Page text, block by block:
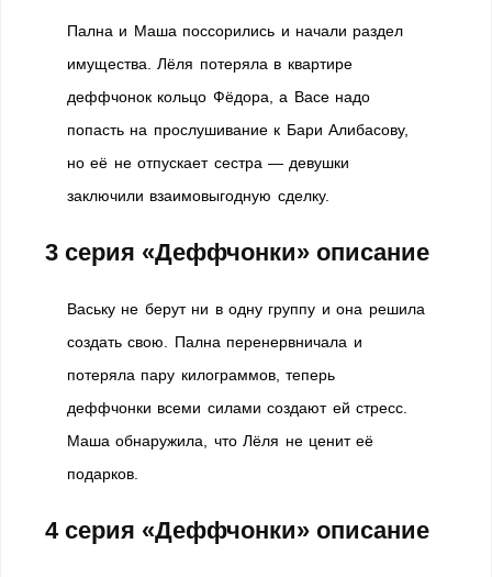
Пална и Маша поссорились и начали раздел
имущества. Лёля потеряла в квартире
деффчонок кольцо Фёдора, а Васе надо
попасть на прослушивание к Бари Алибасову,
но её не отпускает сестра — девушки
заключили взаимовыгодную сделку.
3 серия «Деффчонки» описание
Ваську не берут ни в одну группу и она решила
создать свою. Пална перенервничала и
потеряла пару килограммов, теперь
деффчонки всеми силами создают ей стресс.
Маша обнаружила, что Лёля не ценит её
подарков.
4 серия «Деффчонки» описание